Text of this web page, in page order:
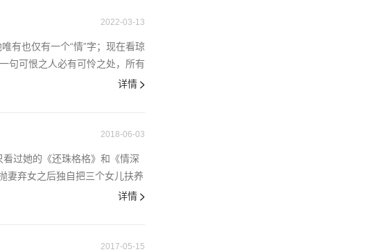
2022-03-13
有也仅有一个“情”字；现在看琼
句可恨之人必有可怜之处，所有
详情
2018-06-03
过她的《还珠格格》和《情深
妻弃女之后独自把三个女儿扶养
详情
2017-05-15